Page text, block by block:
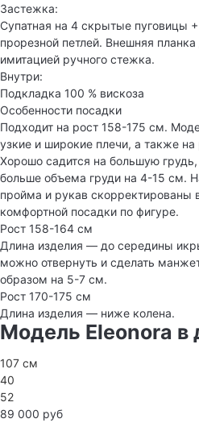
Застежка:
Супатная на 4 скрытые пуговицы
прорезной петлей. Внешняя
имитацией ручного стежка.
Внутри:
Подкладка 100 % вискоза
Особенности посадки
Подходит на рост 158-175 см.
узкие и широкие плечи, а также
Хорошо садится на большую
больше объема груди на 4-15 см.
пройма и рукав скорректированы
комфортной посадки по фигуре.
Рост 158-164 см
Длина изделия — до середины
можно отвернуть и сделать
образом на 5-7 см.
Рост 170-175 см
Длина изделия — ниже колена.
Модель Eleonora в
107 см
40
52
89 000 руб